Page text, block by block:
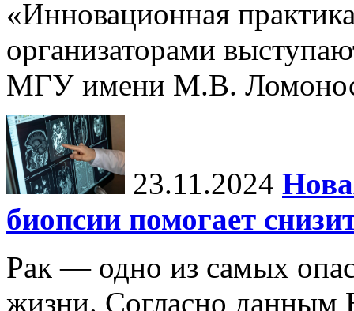
«Инновационная
организаторами
МГУ имени М.В.
23.11.2024
биопсии помогает
Рак — одно из самых
жизни. Согласно данным